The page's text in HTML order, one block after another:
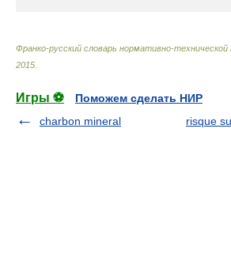
Франко-русский словарь нормативно-
2015
Игры ⚽
Поможем сделать НИР
charbon mineral
risque